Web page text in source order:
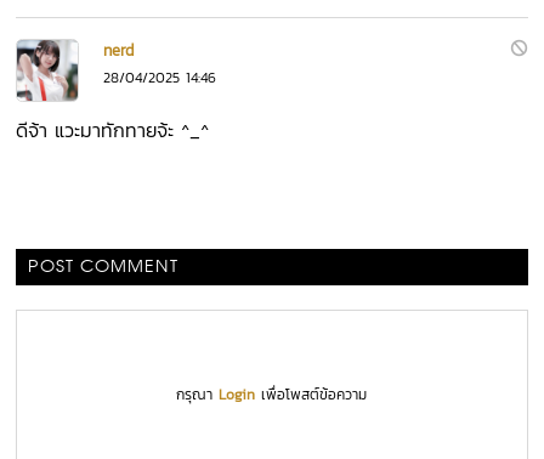
nerd
28/04/2025 14:46
ดีจ้า แวะมาทักทายจ้ะ ^_^
POST COMMENT
กรุณาLogin เพื่อโพสต์ข้อความ